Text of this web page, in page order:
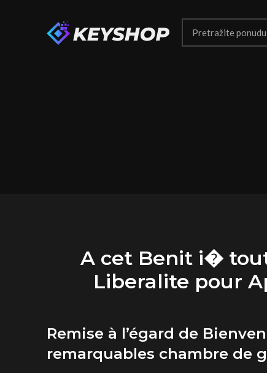
A cet Benit i�
Liberalite pour
Remise à l’égard de
remarquables chambre de